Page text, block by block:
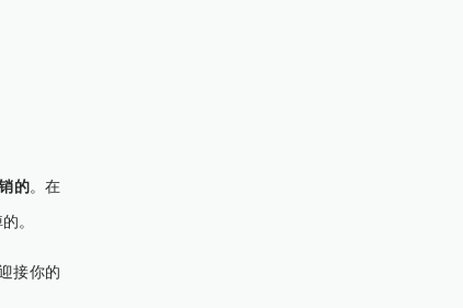
的。在
。
接你的